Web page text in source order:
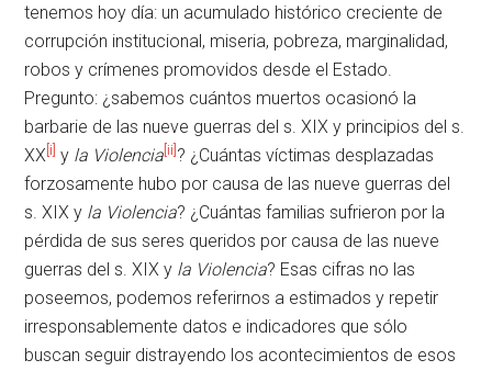
tenemos hoy día: un acumulado histórico creciente de
corrupción institucional, miseria, pobreza, marginalidad,
robos y crímenes promovidos desde el Estado.
Pregunto: ¿sabemos cuántos muertos ocasionó la
barbarie de las nueve guerras del s. XIX y principios del s.
XX [i] y la Violencia [ii] ? ¿Cuántas víctimas desplazadas
forzosamente hubo por causa de las nueve guerras del
s. XIX y la Violencia? ¿Cuántas familias sufrieron por la
pérdida de sus seres queridos por causa de las nueve
guerras del s. XIX y la Violencia? Esas cifras no las
poseemos, podemos referirnos a estimados y repetir
irresponsablemente datos e indicadores que sólo
buscan seguir distrayendo los acontecimientos de esos